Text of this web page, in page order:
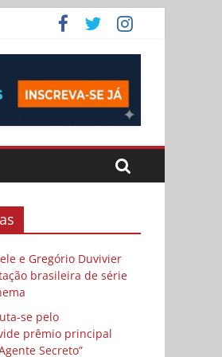
e Gregório Duvivier
brasileira de série
se pelo
prêmio principal
Secreto”